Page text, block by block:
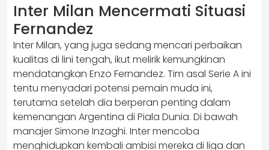
Inter Milan Mencermati Situasi
Fernandez
Inter Milan, yang juga sedang mencari perbaikan
kualitas di lini tengah, ikut melirik kemungkinan
mendatangkan Enzo Fernandez. Tim asal Serie A ini
tentu menyadari potensi pemain muda ini,
terutama setelah dia berperan penting dalam
kemenangan Argentina di Piala Dunia. Di bawah
manajer Simone Inzaghi. Inter mencoba
menghidupkan kembali ambisi mereka di liga dan